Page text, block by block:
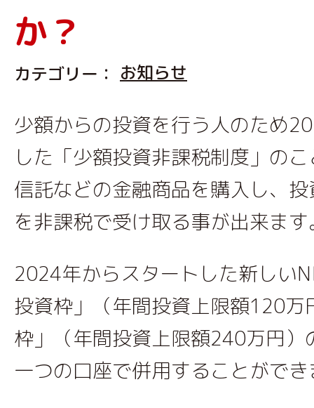
か？
カテゴリー： お知らせ
少額からの投資を行う人のため
した「少額投資非課税制度」の
信託などの金融商品を購入し、
を非課税で受け取る事が出来ます
2024年からスタートした新しい
投資枠」（年間投資上限額120万
枠」（年間投資上限額240万円）
一つの口座で併用することがで